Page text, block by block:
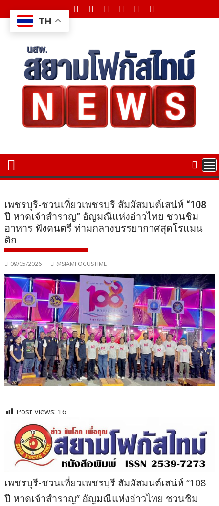
to
content
เพชรบุรี-ชวนเที่ยวเพชรบุรี สัมผัสมนต์เสน่ห์ “108
ปี หาดเจ้าสำราญ” อัญมณีแห่งอ่าวไทย ชวนชิม
อาหาร ฟังดนตรี ท่ามกลางบรรยากาศสุดโรแมน
ติก
09/05/2026 @SIAMFOCUSTIME
Post Views: 16
เพชรบุรี-ชวนเที่ยวเพชรบุรี สัมผัสมนต์เสน่ห์ “108
ปี หาดเจ้าสำราญ” อัญมณีแห่งอ่าวไทย ชวนชิม
TH